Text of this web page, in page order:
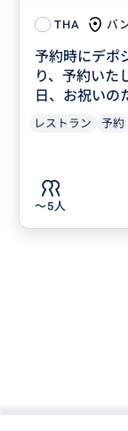
THA バ
予約時にデポ
り、予約いた
日、お祝いの
レストラン 予約
〜5人